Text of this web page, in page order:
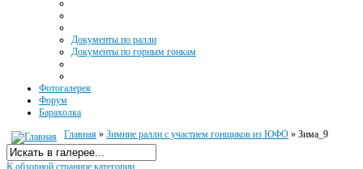
Документы по ралли
Документы по горным гонкам
Фотогалерея
Форум
Барахолка
Главная » Зимние ралли с участием гонщиков из ЮФО » Зима_9
К обзорной странице категории